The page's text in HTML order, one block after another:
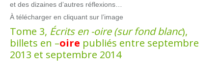
et des dizaines d’autres réflexions…
À télécharger en cliquant sur l’image
Tome 3, Écrits en -oire (sur fond blanc),
billets en –oire publiés entre septembre
2013 et septembre 2014